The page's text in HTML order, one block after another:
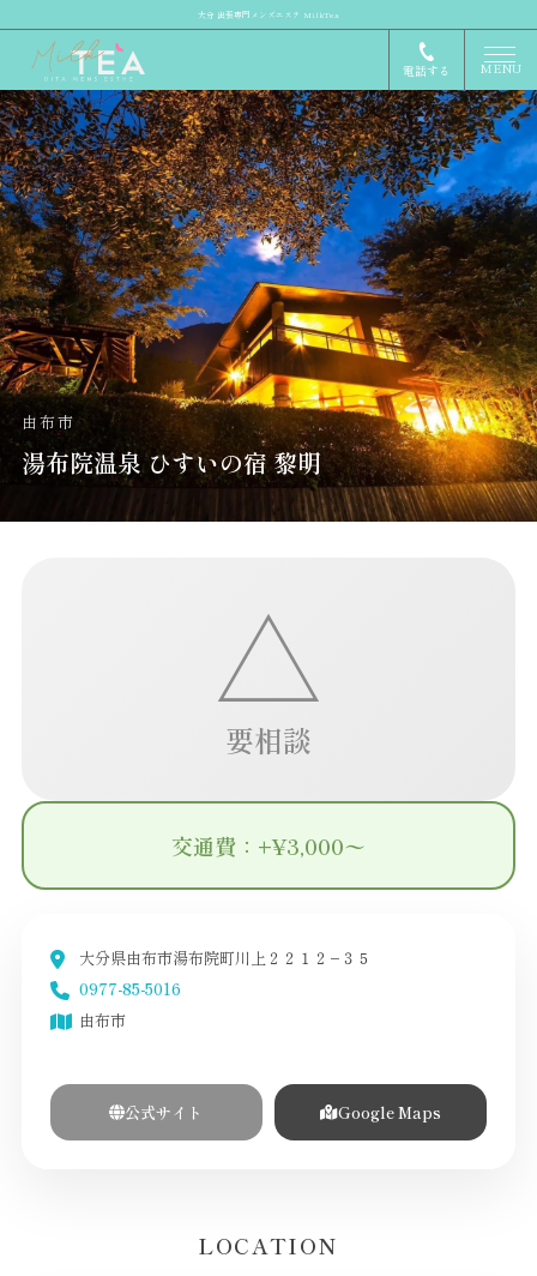
大分 出張専門メンズエステ MilkTea
電話する MENU
由布市
湯布院温泉 ひすいの宿 黎明
△
要相談
交通費：+¥3,000〜
大分県由布市湯布院町川上２２１２−３５
0977-85-5016
由布市
公式サイト Google Maps
LOCATION